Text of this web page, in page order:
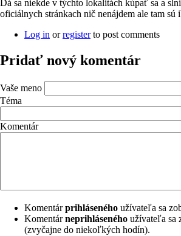
Dá sa niekde v týchto lokalitách kúpať sa a
oficiálnych stránkach nič nenájdem ale tam
Log in orregisterto post comments
Pridať nový komentár
Vaše meno
Téma
Komentár
Komentárprihláseného užívateľa sa
Komentárneprihláseného užívateľa sa
(zvyčajne do niekoľkých hodín).